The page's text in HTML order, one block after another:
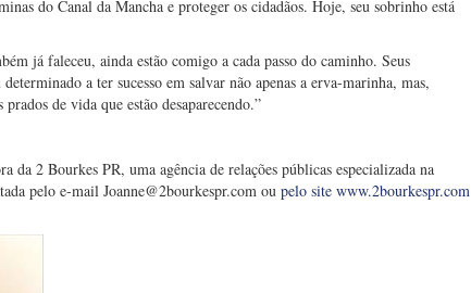
do Canal da Mancha e proteger os cidadãos. Hoje, seu sobrinho está
já faleceu, ainda estão comigo a cada passo do caminho. Seus
a ter sucesso em salvar não apenas a erva-marinha, mas,
de vida que estão desaparecendo.”
da 2 Bourkes PR, uma agência de relações públicas especializada na
pelo e-mail Joanne@2bourkespr.com ou pelo site www.2bourkespr.com